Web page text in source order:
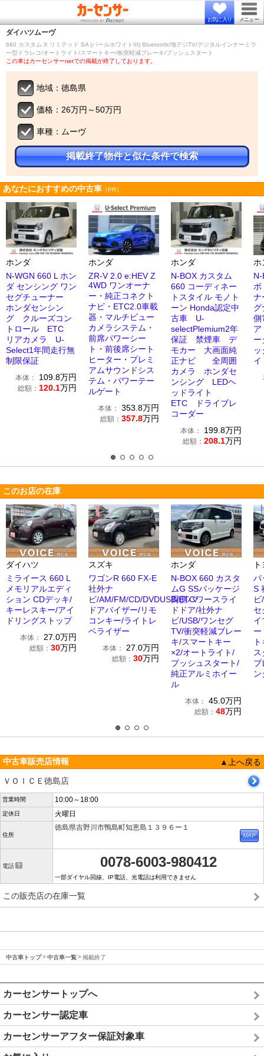
お気に入り メニュー
ダイハツムーヴ
660 カスタム X リミテッド SA (パールホワイトIII) Bluetooth/地デジTV/デジタルインナーミラ
ー型ドラレコ/オートライト/スマートキー/衝突軽減ブレーキ/プッシュスタート
この車はカーセンサーnetでの掲載が終了しております。
地域：徳島県
価格：26万円～50万円
車種：ムーヴ
掲載終了物件と似た条件で検索
あなたにおすすめの中古車 ［PR］
ホンダ
N-WGN 660 L ホン
ダ センシング ワン
セグチューナー
ホンダセンシン
グ クルーズコン
トロール ETC
リアカメラ U-
Select1年間走行無
制限保証
本体： 109.8万円
総額： 120.1万円
ホンダ
ZR-V 2.0 e:HEV Z
4WD ワンオーナ
ー・純正コネクト
ナビ・ETC2.0車載
器・マルチビュー
カメラシステム・
前席パワーシー
ト・前後席シート
ヒーター・プレミ
アムサウンドシス
テム・パワーテー
ルゲート
本体： 353.8万円
総額： 357.8万円
ホンダ
N-BOX カスタム
660 コーディネー
トスタイル モノト
ーン Honda認定中
古車 U-
selectPlemium2年
保証 禁煙車 デ
モカー 大画面純
正ナビ 全周囲
カメラ ホンダセ
ンシング LEDヘ
ッドライト
ETC ドライブレ
コーダー
本体： 199.8万円
総額： 208.1万円
ホ
ボ
ナ
グ
側
ア
ー
イ
このお店の在庫
ダイハツ
ミライース 660 L
メモリアルエディ
ション CDデッキ/
キーレスキー/アイ
ドリングストップ
本体： 27.0万円
総額： 30万円
スズキ
ワゴンR 660 FX-E
社外ナ
ビ/AM/FM/CD/DVDUSB/ETC/
ドアバイザー/リモ
コンキー/ライトレ
ベライザー
本体： 27.0万円
総額： 30万円
ホンダ
N-BOX 660 カスタ
ムG SSパッケージ
両側パワースライ
ドドア/社外ナ
ビ/USB/ワンセグ
TV/衝突軽減ブレー
キ/スマートキー
×2/オートライト/
プッシュスタート/
純正アルミホイー
ル
本体： 45.0万円
総額： 48万円
パ
S
セ
イ
ー
ブ
中古車販売店情報
▲上へ戻る
ＶＯＩＣＥ徳島店
営業時間 10:00～18:00
定休日 火曜日
住所
徳島県吉野川市鴨島町知恵島１３９６ー１
電話 0078-6003-980412
一部ダイヤル回線、IP電話、光電話は利用できません
この販売店の在庫一覧
中古車トップ 中古車一覧 掲載終了
カーセンサートップへ
カーセンサー認定車
カーセンサーアフター保証対象車